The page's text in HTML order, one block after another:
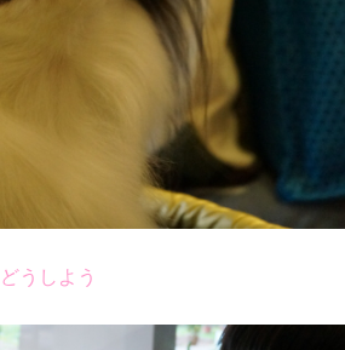
どうしよう